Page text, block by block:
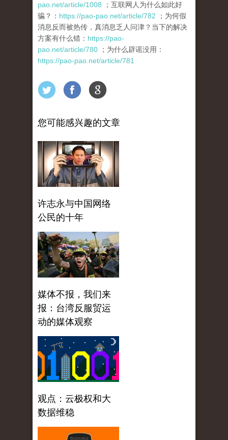
pao.net/article/1008 ；互联网人为什么如此好
骗？： https://pao-pao.net/article/782 ；为何假
消息反而被热传，真消息乏人问津？当下的解决
方案有什么错： https://pao-
pao.net/article/780 ；为什么辟谣没用：
https://pao-pao.net/article/781
您可能感兴趣的文章
许志永与中国网络
公民的十年
媒体不报，我们来
报：台湾反服贸运
动的媒体观察
观点：云极权和大
数据维稳